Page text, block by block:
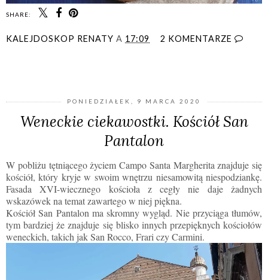
SHARE:
KALEJDOSKOP RENATY A 17:09 2 KOMENTARZE
PONIEDZIAŁEK, 9 MARCA 2020
Weneckie ciekawostki. Kościół San
Pantalon
W pobliżu tętniącego życiem Campo Santa Margherita znajduje się
kościół, który kryje w swoim wnętrzu niesamowitą niespodziankę.
Fasada XVI-wiecznego kościoła z cegły nie daje żadnych
wskazówek na temat zawartego w niej piękna.
Kościół San Pantalon ma skromny wygląd. Nie przyciąga tłumów,
tym bardziej że znajduje się blisko innych przepięknych kościołów
weneckich, takich jak San Rocco, Frari czy Carmini.